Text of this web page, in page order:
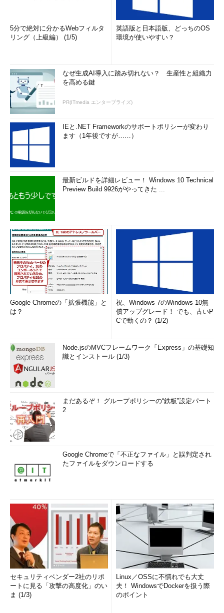
5分で絶対に分かるWebフィルタ
リング（上級編） (1/5)
英語版と日本語版、どっちのOS
環境が使いやすい？
なぜ生成AI導入に踏み切れない？ 生産性と組織力
を高める鍵
PR(ITmedia エンタープライズ)
IEと.NET Frameworkのサポートポリシーが変わり
ます（1年後ですが……）
最新ビルドを詳細レビュー！ Windows 10 Technical
Preview Build 9926がやってきた ...
Google Chromeの「拡張機能」と
は？
祝、Windows 7のWindows 10無
償アップグレード！ でも、古いP
Cで動くの？ (1/2)
Node.jsのMVCフレームワーク「Express」の基礎知
識とインストール (1/3)
まだあるぞ！ グループポリシーの“鉄板”設定パート
2
Google Chromeで「不正なファイル」と誤判定され
たファイルをダウンロードする
セキュリティベンダー2社のリポ
ートに見る「攻撃の高度化」のい
ま (1/3)
Linux／OSSに不慣れでも大丈
夫！ WindowsでDockerを扱う際
のポイント